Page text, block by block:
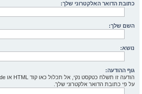
כתובת הדואר האלקטרוני שלך:
השם שלך:
נושא:
גוף ההודעה:
על פי כתובת הדואר אלקטרוני שלך.